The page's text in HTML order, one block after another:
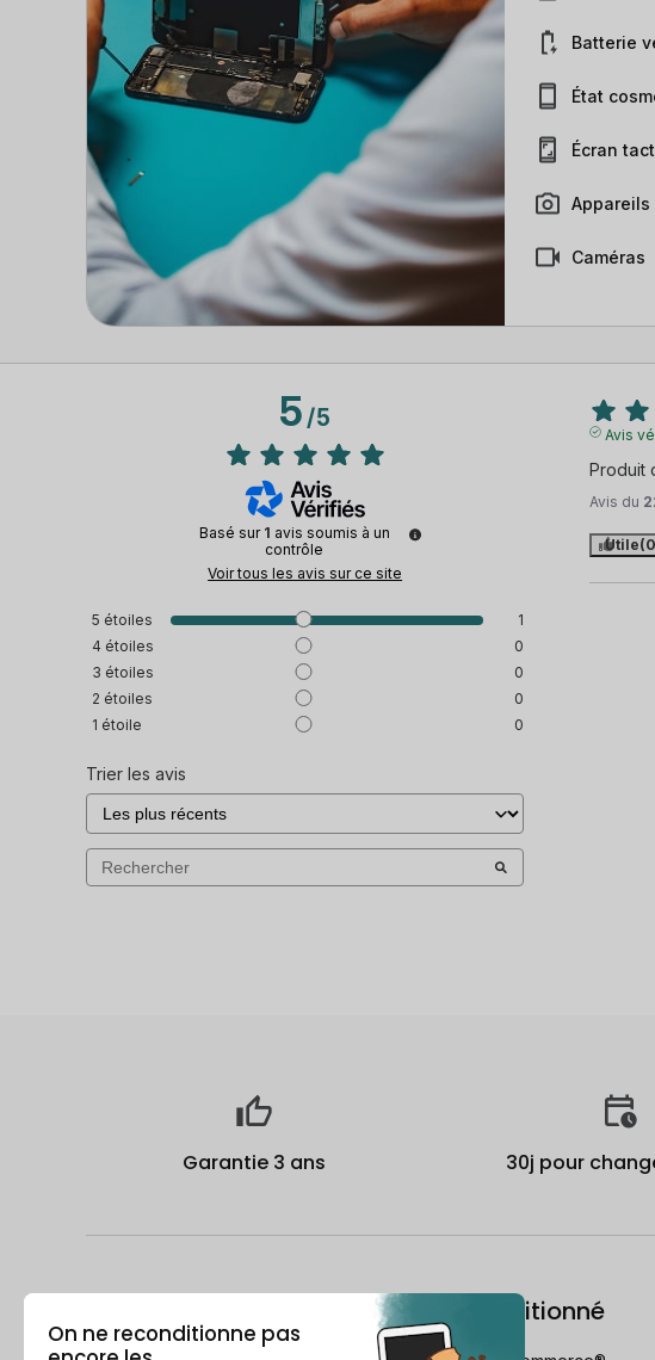
Batterie
État
Écran
Appareils
Caméras
5/5
Basé sur 1 avis soumis à un
contrôle
Voir tous les avis sur ce site
5 étoiles
1
4 étoiles
0
3 étoiles
0
2 étoiles
0
1 étoile 0
Trier les avis
Avis
Produit
Avis du
Utile
Garantie 3 ans 30j pour
Le reconditionné